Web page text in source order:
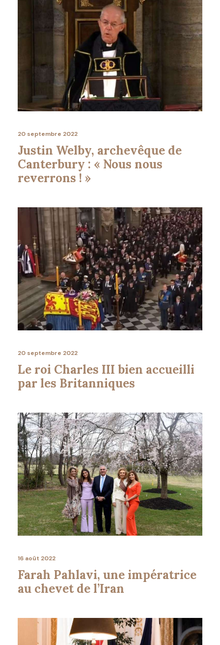
20 septembre 2022
Justin Welby, archevêque de
Canterbury : « Nous nous
reverrons ! »
20 septembre 2022
Le roi Charles III bien accueilli
par les Britanniques
16 août 2022
Farah Pahlavi, une impératrice
au chevet de l’Iran